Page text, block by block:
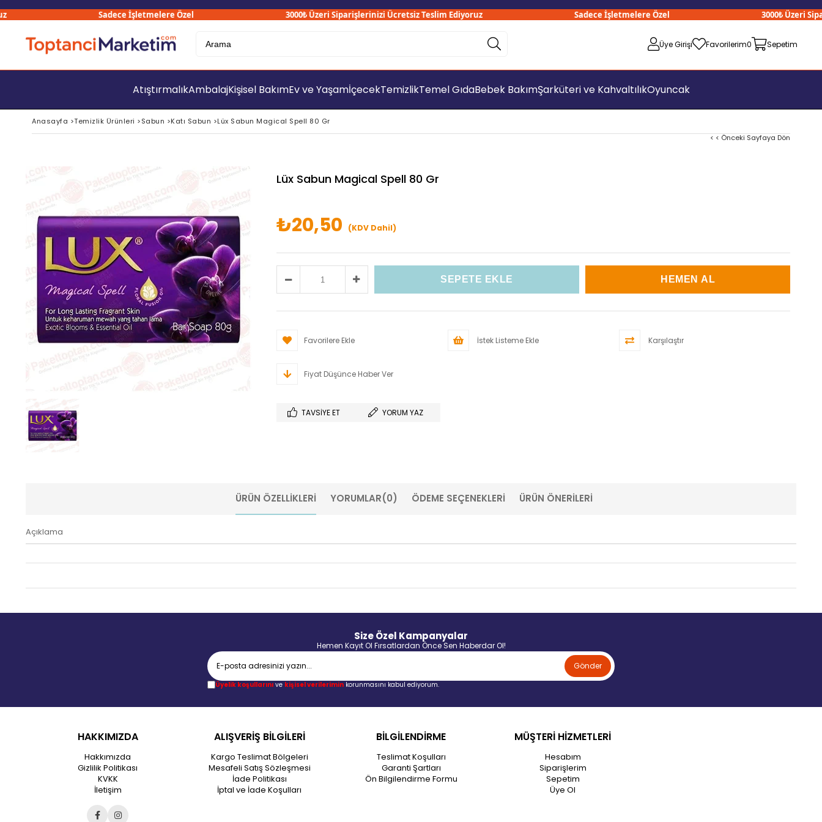
Sadece İşletmelere Özel 3000₺ Üzeri Siparişlerinizi Ücretsiz Teslim Ediyoruz Sadece İşletmelere Özel 3000₺ Üzeri
Üye Girişi Favorilerim0 Sepetim
AtıştırmalıkAmbalajKişisel BakımEv ve YaşamİçecekTemizlikTemel GıdaBebek BakımŞarküteri ve KahvaltılıkOyuncak
Anasayfa >Temizlik Ürünleri >Sabun >Katı Sabun >Lüx Sabun Magical Spell 80 Gr
< < Önceki Sayfaya Dön
Lüx Sabun Magical Spell 80 Gr
₺20,50 (KDV Dahil)
Favorilere Ekle İstek Listeme Ekle Karşılaştır
Fiyat Düşünce Haber Ver
TAVSIYE ET YORUM YAZ
ÜRÜN ÖZELLIKLERI YORUMLAR(0) ÖDEME SEÇENEKLERI ÜRÜN ÖNERILERI
Açıklama
Size Özel Kampanyalar
Hemen Kayıt Ol Fırsatlardan Önce Sen Haberdar Ol!
Gönder
Üyelik koşullarınıve kişisel verileriminkorunmasını kabul ediyorum.
HAKKIMIZDA
Hakkımızda
Gizlilik Politikası
KVKK
İletişim
ALIŞVERİŞ BİLGİLERİ
Kargo Teslimat Bölgeleri
Mesafeli Satış Sözleşmesi
İade Politikası
İptal ve İade Koşulları
BİLGİLENDİRME
Teslimat Koşulları
Garanti Şartları
Ön Bilgilendirme Formu
MÜŞTERİ HİZMETLERİ
Hesabım
Siparişlerim
Sepetim
Üye Ol